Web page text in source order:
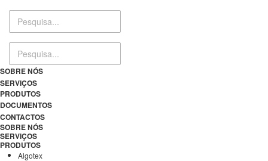
SOBRE NÓS
SERVIÇOS
PRODUTOS
DOCUMENTOS
CONTACTOS
SOBRE NÓS
SERVIÇOS
PRODUTOS
Algotex